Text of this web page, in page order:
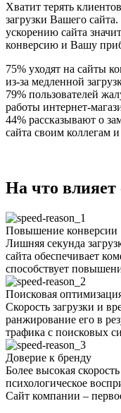
Хватит терять
загрузки Вашего
ускорению сайта
конверсию и Вашу
75% уходят на сайты
из-за медленной
79% пользователей
работы интернет-
44% рассказывают о
сайта своим коллегам
На что влияет
Повышение конверсии
Лишняя секунда
сайта обеспечивает
способствует
Поисковая
Скорость загрузки и
ранжирование его в
трафика с поисковых
Доверие к бренду
Более высокая
психологическое
Сайт компании –